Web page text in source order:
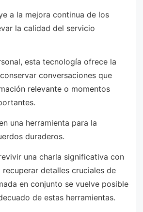
a la mejora continua de los
la calidad del servicio
esta tecnología ofrece la
conversaciones que
relevante o momentos
una herramienta para la
duraderos.
una charla significativa con
recuperar detalles cruciales de
en conjunto se vuelve posible
de estas herramientas.